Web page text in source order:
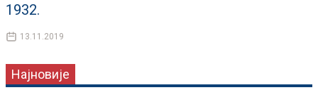
1932.
13.11.2019
Најновије